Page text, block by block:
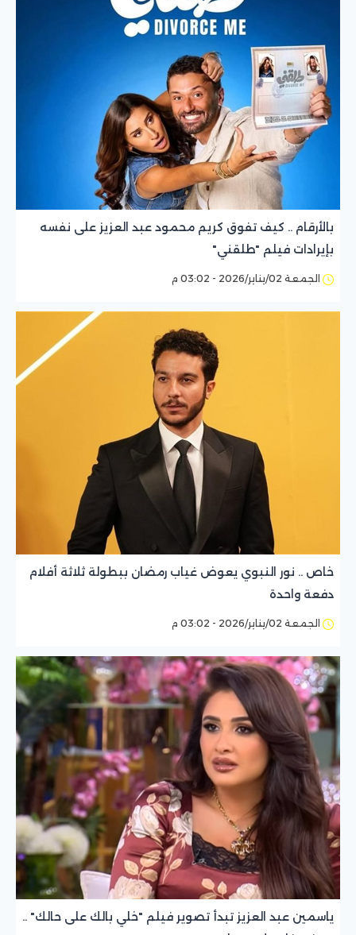
بالأرقام .. كيف تفوق كريم محمود عبد العزيز على نفسه
بإيرادات فيلم "طلقني"
الجمعة 02/يناير/2026 - 03:02 م
خاص .. نور النبوي يعوض غياب رمضان ببطولة ثلاثة أفلام
دفعة واحدة
الجمعة 02/يناير/2026 - 03:02 م
ياسمين عبد العزيز تبدأ تصوير فيلم "خلي بالك على حالك" ..